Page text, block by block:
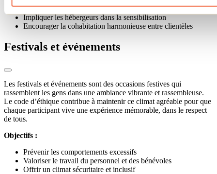
Réduire le bruit, les bris et les déchets
Impliquer les hébergeurs dans la sensibilisation
Encourager la cohabitation harmonieuse entre clientèles
Festivals et événements
Les festivals et événements sont des occasions festives qui
rassemblent les gens dans une ambiance vibrante et rassembleuse.
Le code d’éthique contribue à maintenir ce climat agréable pour que
chaque participant vive une expérience mémorable, dans le respect
de tous.
Objectifs :
Prévenir les comportements excessifs
Valoriser le travail du personnel et des bénévoles
Offrir un climat sécuritaire et inclusif